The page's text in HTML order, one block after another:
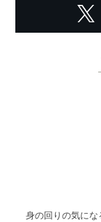
身の回りの気にな